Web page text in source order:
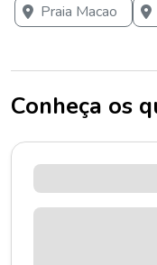
Praia Macao
Conheça os